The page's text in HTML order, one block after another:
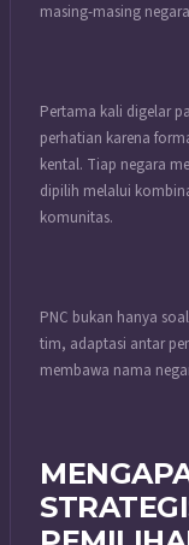
masing-masing
Pertama kali digelar
perhatian karena
kental. Tiap negara
dipilih melalui
komunitas.
PNC bukan hanya
tim, adaptasi antar
membawa nama